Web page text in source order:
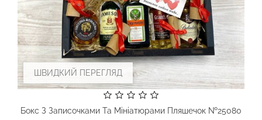
ШВИДКИЙ ПЕРЕГЛЯД
Бокс З Записочками Та Мініатюрами Пляшечок №25080